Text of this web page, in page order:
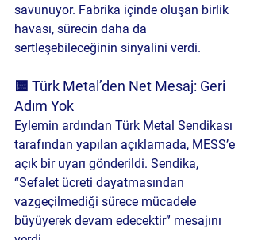
savunuyor. Fabrika içinde oluşan birlik
havası, sürecin daha da
sertleşebileceğinin sinyalini verdi.
🟨 Türk Metal’den Net Mesaj: Geri
Adım Yok
Eylemin ardından Türk Metal Sendikası
tarafından yapılan açıklamada, MESS’e
açık bir uyarı gönderildi. Sendika,
“Sefalet ücreti dayatmasından
vazgeçilmediği sürece mücadele
büyüyerek devam edecektir” mesajını